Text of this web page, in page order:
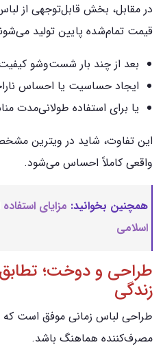
در مقابل، بخش قابل‌توجهی از
قیمت تمام‌شده پایین تولید
بعد از چند بار شست‌وشو
ایجاد حساسیت یا احساس
یا برای استفاده طولانی‌مدت
این تفاوت، شاید در ویترین
واقعی کاملاً احساس می‌شود.
همچنین بخوانید: مزایای
اسلامی
طراحی و دوخت؛
زندگی
طراحی لباس زمانی موفق است
مصرف‌کننده هماهنگ باشد.